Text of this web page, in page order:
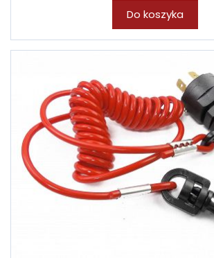
Do koszyka